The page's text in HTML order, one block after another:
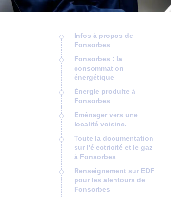
Infos à propos de
Fonsorbes
Fonsorbes : la
consommation
énergétique
Énergie produite à
Fonsorbes
Eménager vers une
localité voisine.
Toute la documentation
sur l'électricité et le gaz
à Fonsorbes
Renseignement sur EDF
pour les alentours de
Fonsorbes